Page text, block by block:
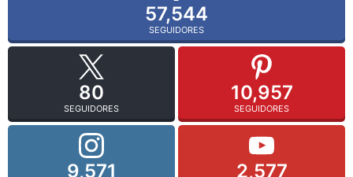
57,544
SEGUIDORES
80
SEGUIDORES
10,957
SEGUIDORES
9,571 2,577